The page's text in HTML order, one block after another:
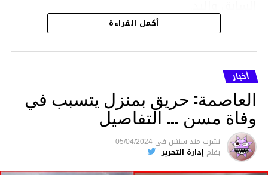
هذا وقد تمكن أعوان مركز الأمن الوطني بحي
هلال في توقيت قياسي من محاصرة المشتبه به
والقبض عليه وإحالته على التحقيق في خصوص
ما نُسبه إليه.
متابعة
قسم الاخبار
أكمل القراءة
أخبار
العاصمة: حريق بمنزل يتسبب في
وفاة مسن … التفاصيل
نشرت منذ سنتين فى 05/04/2024
بقلم إدارة التحرير